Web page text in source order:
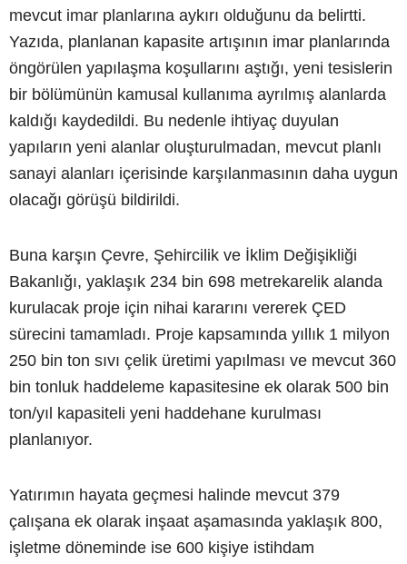
mevcut imar planlarına aykırı olduğunu da belirtti.
Yazıda, planlanan kapasite artışının imar planlarında
öngörülen yapılaşma koşullarını aştığı, yeni tesislerin
bir bölümünün kamusal kullanıma ayrılmış alanlarda
kaldığı kaydedildi. Bu nedenle ihtiyaç duyulan
yapıların yeni alanlar oluşturulmadan, mevcut planlı
sanayi alanları içerisinde karşılanmasının daha uygun
olacağı görüşü bildirildi.
Buna karşın Çevre, Şehircilik ve İklim Değişikliği
Bakanlığı, yaklaşık 234 bin 698 metrekarelik alanda
kurulacak proje için nihai kararını vererek ÇED
sürecini tamamladı. Proje kapsamında yıllık 1 milyon
250 bin ton sıvı çelik üretimi yapılması ve mevcut 360
bin tonluk haddeleme kapasitesine ek olarak 500 bin
ton/yıl kapasiteli yeni haddehane kurulması
planlanıyor.
Yatırımın hayata geçmesi halinde mevcut 379
çalışana ek olarak inşaat aşamasında yaklaşık 800,
işletme döneminde ise 600 kişiye istihdam